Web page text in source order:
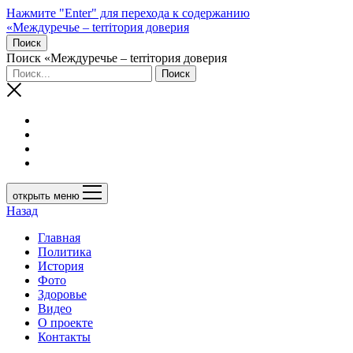
Нажмите "Enter" для перехода к содержанию
«Междуречье – terriтория доверия
Поиск
Поиск «Междуречье – terriтория доверия
открыть меню
Назад
Главная
Политика
История
Фото
Здоровье
Видео
О проекте
Контакты